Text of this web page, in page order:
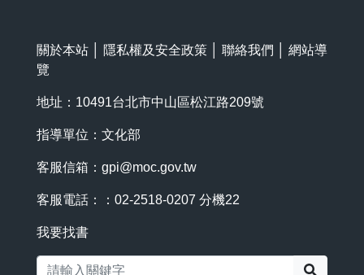
關於本站 隱私權及安全政策 聯絡我們
網站導
覽
地址：10491台北市中山區松江路209號
指導單位：文化部
客服信箱： gpi@moc.gov.tw
客服電話：：02-2518-0207 分機22
我要找書